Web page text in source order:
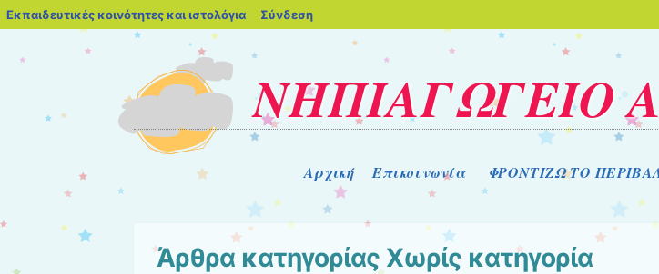
Εκπαιδευτικές κοινότητες και ιστολόγια blogs.sch.gr
Σύνδεση
ΝΗΠΙΑΓΩΓΕΙΟ
Μενού
Μετάβαση στο περιεχόμενο
Αρχική Επικοινωνία ΦΡΟΝΤΙΖΩ ΤΟ
Άρθρα κατηγορίας Χωρίς κατηγορία